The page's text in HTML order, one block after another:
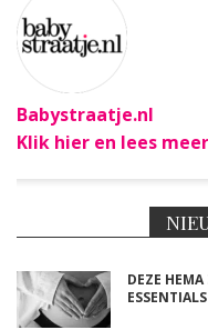
Babystraatje.nl
Klik hier en lees
DEZE